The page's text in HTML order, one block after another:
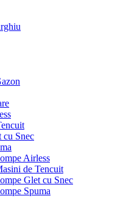
cu Snec
Airless
de Tencuit
Glet cu Snec
Spuma